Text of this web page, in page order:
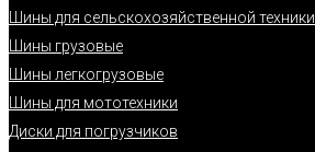
Шины для сельскохозяйственной техники
Шины грузовые
Шины легкогрузовые
Шины для мототехники
Диски для погрузчиков